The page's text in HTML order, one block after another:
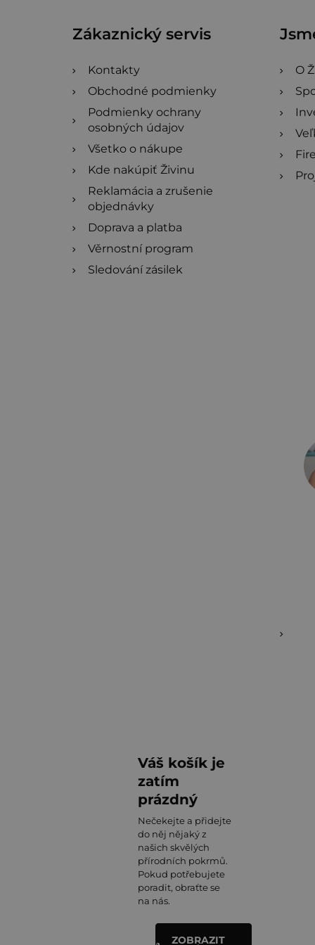
Zákaznický servis
Kontakty
Obchodné podmienky
Podmienky ochrany
osobných údajov
Všetko o nákupe
Kde nakúpiť Živinu
Reklamácia a zrušenie
objednávky
Doprava a platba
Věrnostní program
Sledování zásilek
O
Váš košík je
zatím
prázdný
Nečekejte a přidejte
do něj nějaký z
našich skvělých
přírodních pokrmů.
Pokud potřebujete
poradit, obraťte se
na nás.
ZOBRAZIT